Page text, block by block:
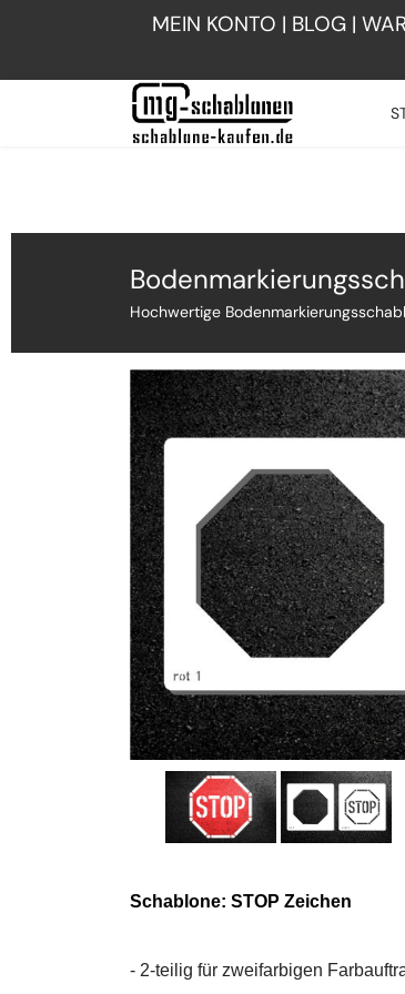
MEIN KONTO | BLOG |
Hochwertige
Schablone: STOP Zeichen
- 2-teilig für zweifarbigen